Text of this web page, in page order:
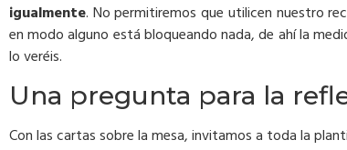
igualmente. No permitiremos que utilicen nuestro
en modo alguno está bloqueando nada, de ahí la
lo veréis.
Una pregunta para la
Con las cartas sobre la mesa, invitamos a toda la